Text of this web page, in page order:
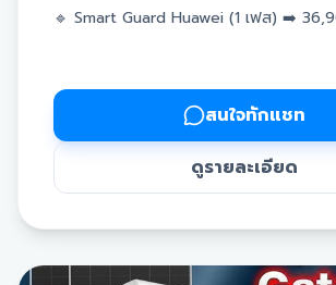
🔹 Smart Guard Huawei (1 เฟส) ➡️
✅ รับประกันนาน 10 ปี สนใจทักแชท
ดูรายละเอียด